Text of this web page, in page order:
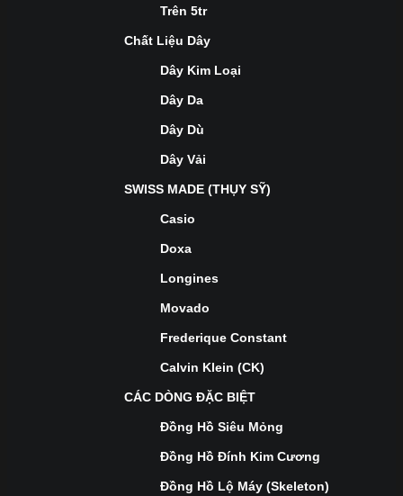
Trên 5tr
Chất Liệu Dây
Dây Kim Loại
Dây Da
Dây Dù
Dây Vải
SWISS MADE (THỤY SỸ)
Casio
Doxa
Longines
Movado
Frederique Constant
Calvin Klein (CK)
CÁC DÒNG ĐẶC BIỆT
Đồng Hồ Siêu Mỏng
Đồng Hồ Đính Kim Cương
Đồng Hồ Lộ Máy (Skeleton)